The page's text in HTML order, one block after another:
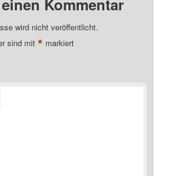
Kommentar
wird nicht veröffentlicht.
sind mit* markiert